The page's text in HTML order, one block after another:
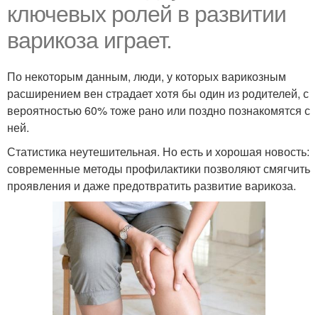
ключевых ролей в развитии
варикоза играет.
По некоторым данным, люди, у которых варикозным
расширением вен страдает хотя бы один из родителей, с
вероятностью 60% тоже рано или поздно познакомятся с
ней.
Статистика неутешительная. Но есть и хорошая новость:
современные методы профилактики позволяют смягчить
проявления и даже предотвратить развитие варикоза.